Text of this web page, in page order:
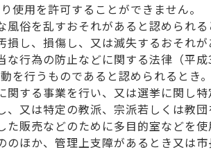
使用を許可することができません。
俗を乱すおそれがあると認められる
し、損傷し、又は滅失するおそれが
行為の防止などに関する法律（平
を行うものであると認められるとき。
する事業を行い、又は選挙に関し特
又は特定の教派、宗派若しくは教団
販売などのために多目的室などを使
ほか、管理上支障があるとき又は市